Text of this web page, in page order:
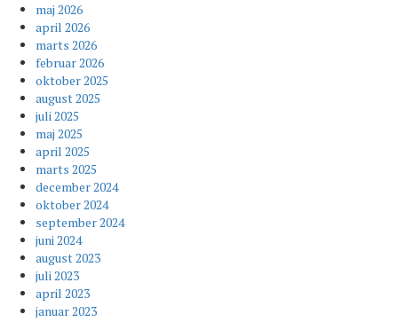
maj 2026
april 2026
marts 2026
februar 2026
oktober 2025
august 2025
juli 2025
maj 2025
april 2025
marts 2025
december 2024
oktober 2024
september 2024
juni 2024
august 2023
juli 2023
april 2023
januar 2023